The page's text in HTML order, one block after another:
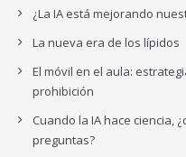
¿La IA está mejorando
La nueva era de los lípidos
El móvil en el aula:
prohibición
Cuando la IA hace ciencia,
preguntas?